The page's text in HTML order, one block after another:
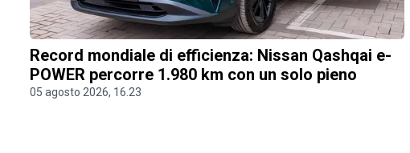
Record mondiale di efficienza: Nissan Qashqai e-
POWER percorre 1.980 km con un solo pieno
05 agosto 2026, 16.23